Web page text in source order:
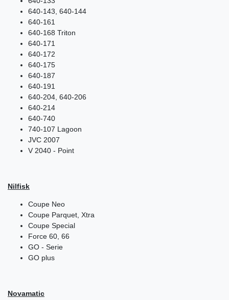
640-143, 640-144
640-161
640-168 Triton
640-171
640-172
640-175
640-187
640-191
640-204, 640-206
640-214
640-740
740-107 Lagoon
JVC 2007
V 2040 - Point
Nilfisk
Coupe Neo
Coupe Parquet, Xtra
Coupe Special
Force 60, 66
GO - Serie
GO plus
Novamatic